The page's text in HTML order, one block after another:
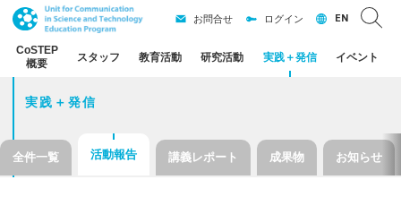
CoSTEP
概要
スタッフ 教育活動 研究活動 実践＋発信 イベント
お問合せ ログイン EN
実践＋発信
全件一覧 活動報告 講義レポート 成果物 お知らせ